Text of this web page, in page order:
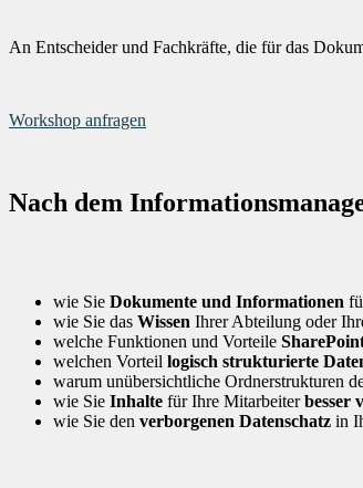
An Entscheider und Fachkräfte, die für das
Workshop anfragen
Nach dem
wie Sie Dokumente und Informationen
wie Sie das Wissen Ihrer Abteilung oder
welche Funktionen und Vorteile
welchen Vorteil logisch strukturierte
warum unübersichtliche Ordnerstrukturen
wie Sie Inhalte für Ihre Mitarbeiterbesser
wie Sie den verborgenen Datenschatz in